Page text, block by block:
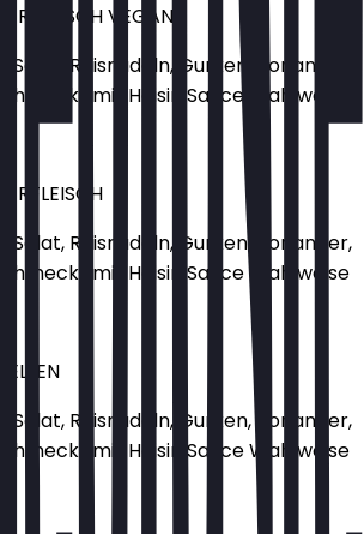
VEGAN
Salat, Reisnudeln, Gurken, Koriander,
mit Hoisin Sauce Wahlweise
Salat, Reisnudeln, Gurken, Koriander,
mit Hoisin Sauce Wahlweise
Salat, Reisnudeln, Gurken, Koriander,
mit Hoisin Sauce Wahlweise